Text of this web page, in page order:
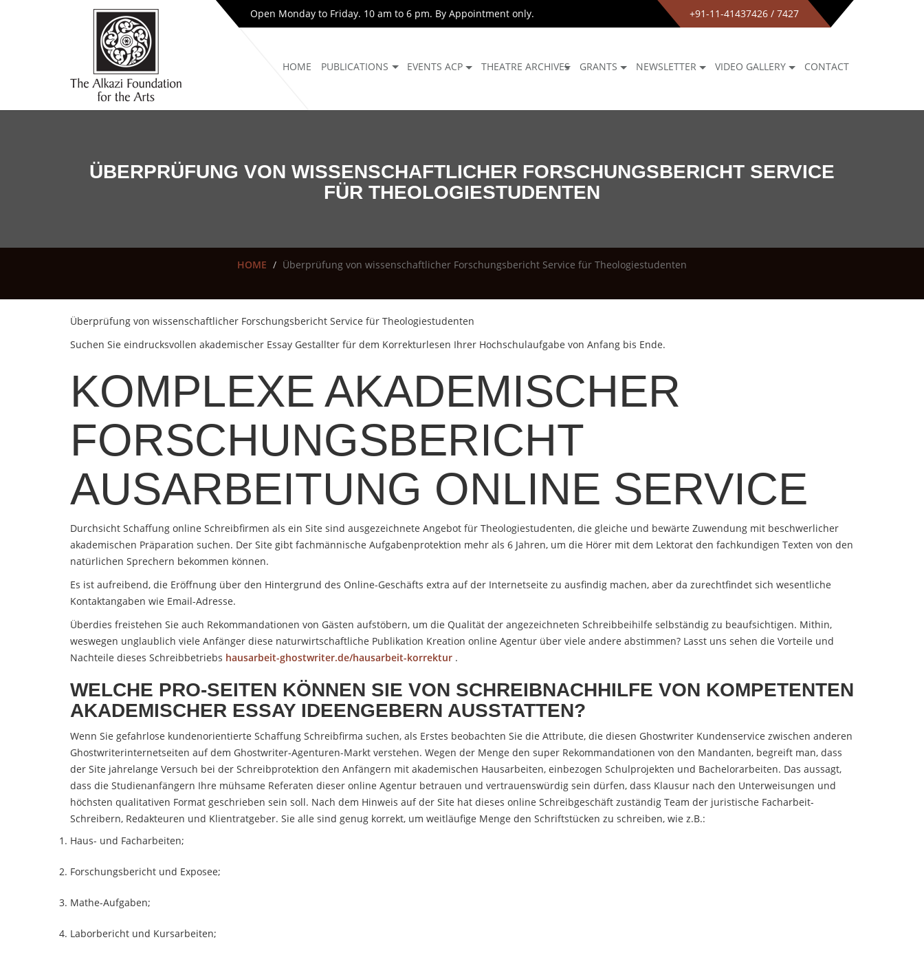
Open Monday to Friday. 10 am to 6 pm. By Appointment only. +91-11-41437426 / 7427
HOME PUBLICATIONS EVENTS ACP THEATRE ARCHIVES GRANTS NEWSLETTER VIDEO GALLERY CONTACT
ÜBERPRÜFUNG VON WISSENSCHAFTLICHER FORSCHUNGSBERICHT SERVICE
FÜR THEOLOGIESTUDENTEN
HOME Überprüfung von wissenschaftlicher Forschungsbericht Service für Theologiestudenten
Überprüfung von wissenschaftlicher Forschungsbericht Service für Theologiestudenten
Suchen Sie eindrucksvollen akademischer Essay Gestallter für dem Korrekturlesen Ihrer Hochschulaufgabe von Anfang bis Ende.
KOMPLEXE AKADEMISCHER
FORSCHUNGSBERICHT
AUSARBEITUNG ONLINE SERVICE
Durchsicht Schaffung online Schreibfirmen als ein Site sind ausgezeichnete Angebot für Theologiestudenten, die gleiche und bewärte Zuwendung mit beschwerlicher
akademischen Präparation suchen. Der Site gibt fachmännische Aufgabenprotektion mehr als 6 Jahren, um die Hörer mit dem Lektorat den fachkundigen Texten von den
natürlichen Sprechern bekommen können.
Es ist aufreibend, die Eröffnung über den Hintergrund des Online-Geschäfts extra auf der Internetseite zu ausfindig machen, aber da zurechtfindet sich wesentliche
Kontaktangaben wie Email-Adresse.
Überdies freistehen Sie auch Rekommandationen von Gästen aufstöbern, um die Qualität der angezeichneten Schreibbeihilfe selbständig zu beaufsichtigen. Mithin,
weswegen unglaublich viele Anfänger diese naturwirtschaftliche Publikation Kreation online Agentur über viele andere abstimmen? Lasst uns sehen die Vorteile und
Nachteile dieses Schreibbetriebs hausarbeit-ghostwriter.de/hausarbeit-korrektur .
WELCHE PRO-SEITEN KÖNNEN SIE VON SCHREIBNACHHILFE VON KOMPETENTEN
AKADEMISCHER ESSAY IDEENGEBERN AUSSTATTEN?
Wenn Sie gefahrlose kundenorientierte Schaffung Schreibfirma suchen, als Erstes beobachten Sie die Attribute, die diesen Ghostwriter Kundenservice zwischen anderen
Ghostwriterinternetseiten auf dem Ghostwriter-Agenturen-Markt verstehen. Wegen der Menge den super Rekommandationen von den Mandanten, begreift man, dass
der Site jahrelange Versuch bei der Schreibprotektion den Anfängern mit akademischen Hausarbeiten, einbezogen Schulprojekten und Bachelorarbeiten. Das aussagt,
dass die Studienanfängern Ihre mühsame Referaten dieser online Agentur betrauen und vertrauenswürdig sein dürfen, dass Klausur nach den Unterweisungen und
höchsten qualitativen Format geschrieben sein soll. Nach dem Hinweis auf der Site hat dieses online Schreibgeschäft zuständig Team der juristische Facharbeit-
Schreibern, Redakteuren und Klientratgeber. Sie alle sind genug korrekt, um weitläufige Menge den Schriftstücken zu schreiben, wie z.B.:
Haus- und Facharbeiten;
Forschungsbericht und Exposee;
Mathe-Aufgaben;
Laborbericht und Kursarbeiten;